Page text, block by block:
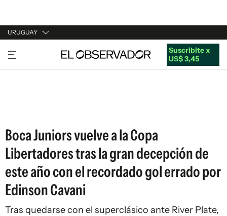
URUGUAY
URUGUAY
ARGENTINA
Suscribite x
US$ 3,45
Boca Juniors vuelve a la Copa
Libertadores tras la gran decepción de
este año con el recordado gol errado por
Edinson Cavani
Tras quedarse con el superclásico ante River Plate,